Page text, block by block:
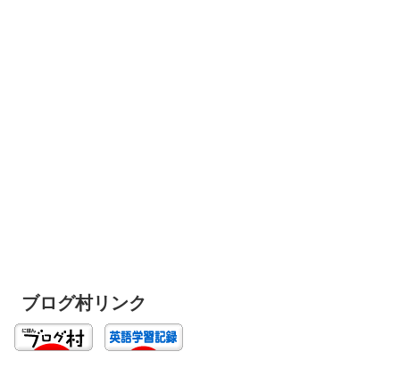
ブログ村リンク